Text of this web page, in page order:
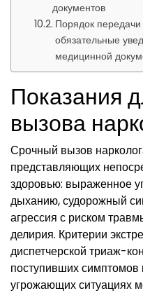
документов
Порядок
обязательные
медицинной
Показания
вызова
Срочный вызов
представляющих
здоровью: выраженное
дыханию, судорожный
агрессия с риском
делирия. Критерии
диспетчерской триаж-
поступивших
угрожающих ситуациях